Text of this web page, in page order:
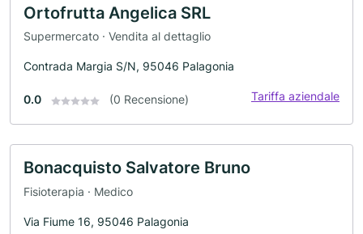
Ortofrutta Angelica SRL
Supermercato · Vendita al dettaglio
Contrada Margia S/N, 95046 Palagonia
0.0 (0 Recensione) Tariffa aziendale
Bonacquisto Salvatore Bruno
Fisioterapia · Medico
Via Fiume 16, 95046 Palagonia